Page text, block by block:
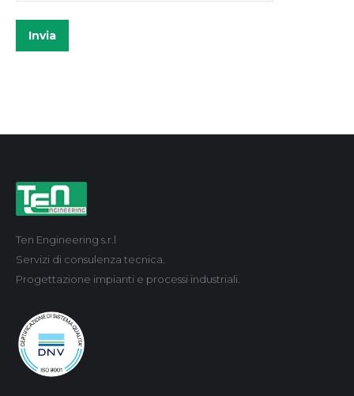
Invia
Ten Engineering s.r.l
Servizi di consulenza tecnica.
Progettazione impianti e processi industriali.